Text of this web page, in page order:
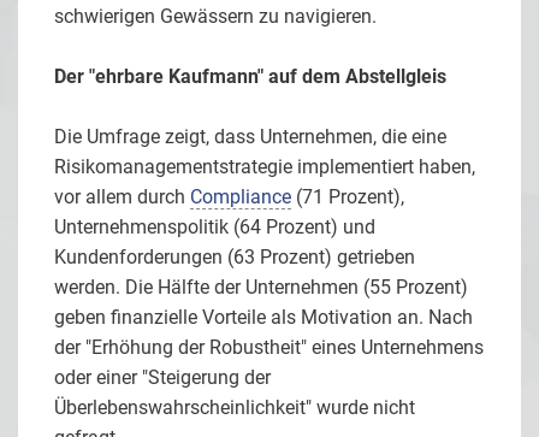
schwierigen Gewässern zu navigieren.
Der "ehrbare Kaufmann" auf dem Abstellgleis
Die Umfrage zeigt, dass Unternehmen, die eine
Risikomanagementstrategie implementiert haben,
vor allem durch Compliance (71 Prozent),
Unternehmenspolitik (64 Prozent) und
Kundenforderungen (63 Prozent) getrieben
werden. Die Hälfte der Unternehmen (55 Prozent)
geben finanzielle Vorteile als Motivation an. Nach
der "Erhöhung der Robustheit" eines Unternehmens
oder einer "Steigerung der
Überlebenswahrscheinlichkeit" wurde nicht